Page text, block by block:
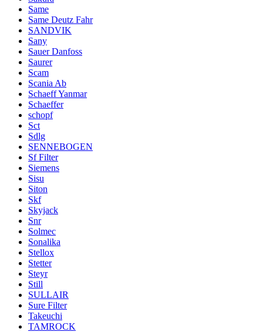
Same
Same Deutz Fahr
SANDVIK
Sany
Sauer Danfoss
Saurer
Scam
Scania Ab
Schaeff Yanmar
Schaeffer
schopf
Sct
Sdlg
SENNEBOGEN
Sf Filter
Siemens
Sisu
Siton
Skf
Skyjack
Snr
Solmec
Sonalika
Stellox
Stetter
Steyr
Still
SULLAIR
Sure Filter
Takeuchi
TAMROCK